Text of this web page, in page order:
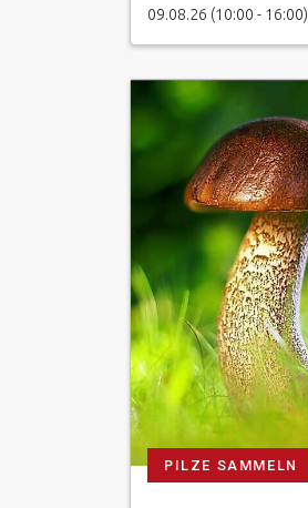
09.08.26 (10:00 - 16:00)
PILZE SAMMELN